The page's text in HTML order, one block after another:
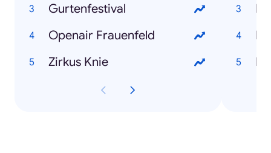
Gurtenfestival
Openair Frauenfeld
Zirkus Knie